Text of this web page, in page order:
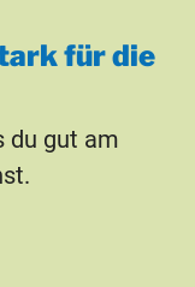
für die
du gut am